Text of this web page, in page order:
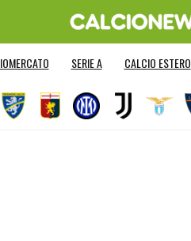
SERIE A CALCIO ESTERO